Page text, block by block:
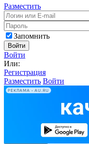
Разместить
Запомнить
Войти
Войти
Или:
Регистрация
Разместить Войти
РЕКЛАМА • AU.RU